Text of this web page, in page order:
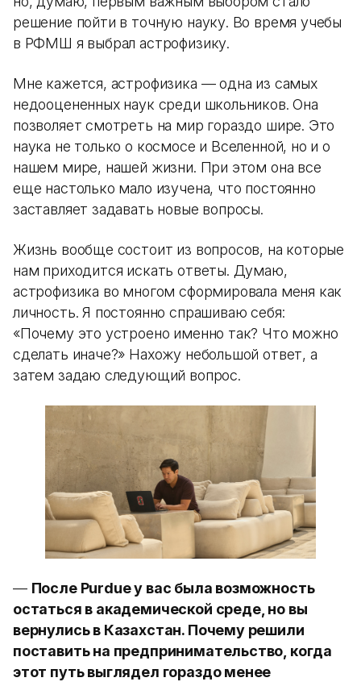
решение пойти в точную науку. Во время учебы
в РФМШ я выбрал астрофизику.
Мне кажется, астрофизика — одна из самых
недооцененных наук среди школьников. Она
позволяет смотреть на мир гораздо шире. Это
наука не только о космосе и Вселенной, но и о
нашем мире, нашей жизни. При этом она все
еще настолько мало изучена, что постоянно
заставляет задавать новые вопросы.
Жизнь вообще состоит из вопросов, на которые
нам приходится искать ответы. Думаю,
астрофизика во многом сформировала меня как
личность. Я постоянно спрашиваю себя:
«Почему это устроено именно так? Что можно
сделать иначе?» Нахожу небольшой ответ, а
затем задаю следующий вопрос.
— После Purdue у вас была возможность
остаться в академической среде, но вы
вернулись в Казахстан. Почему решили
поставить на предпринимательство, когда
этот путь выглядел гораздо менее